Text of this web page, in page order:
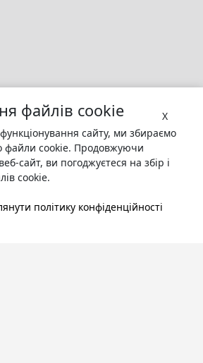
X
файлів cookie
сайту, ми збираємо
файли cookie. Продовжуючи
сайт, ви погоджуєтеся на збір і
cookie.
політику конфіденційності
і бібліотека книг, які можна